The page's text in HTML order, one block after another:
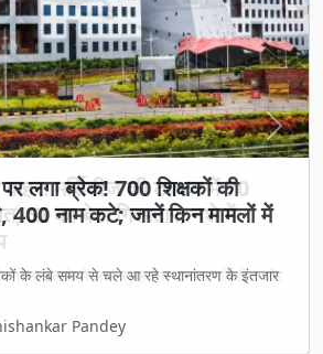
लगा ब्रेक! 700 शिक्षकों की
400 नाम कटे; जानें किन मामलों में
के लंबे समय से चले आ रहे स्थानांतरण के इंतजार
Pandey
Next